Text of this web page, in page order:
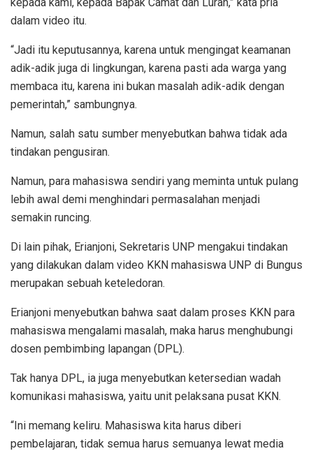
dalam video itu.
“Jadi itu keputusannya, karena untuk mengingat keamanan
adik-adik juga di lingkungan, karena pasti ada warga yang
membaca itu, karena ini bukan masalah adik-adik dengan
pemerintah,” sambungnya.
Namun, salah satu sumber menyebutkan bahwa tidak ada
tindakan pengusiran.
Namun, para mahasiswa sendiri yang meminta untuk pulang
lebih awal demi menghindari permasalahan menjadi
semakin runcing.
Di lain pihak, Erianjoni, Sekretaris UNP mengakui tindakan
yang dilakukan dalam video KKN mahasiswa UNP di Bungus
merupakan sebuah keteledoran.
Erianjoni menyebutkan bahwa saat dalam proses KKN para
mahasiswa mengalami masalah, maka harus menghubungi
dosen pembimbing lapangan (DPL).
Tak hanya DPL, ia juga menyebutkan ketersedian wadah
komunikasi mahasiswa, yaitu unit pelaksana pusat KKN.
“Ini memang keliru. Mahasiswa kita harus diberi
pembelajaran, tidak semua harus semuanya lewat media